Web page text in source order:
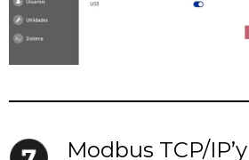
Modbus TCP/